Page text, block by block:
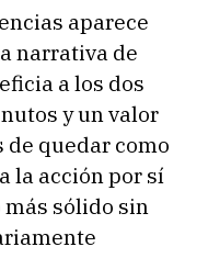
aparece
narrativa de
a los dos
y un valor
de quedar como
la acción por sí
sólido sin